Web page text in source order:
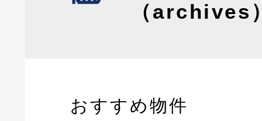
（archives
おすすめ物件